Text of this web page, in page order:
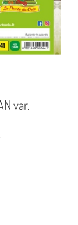
var.